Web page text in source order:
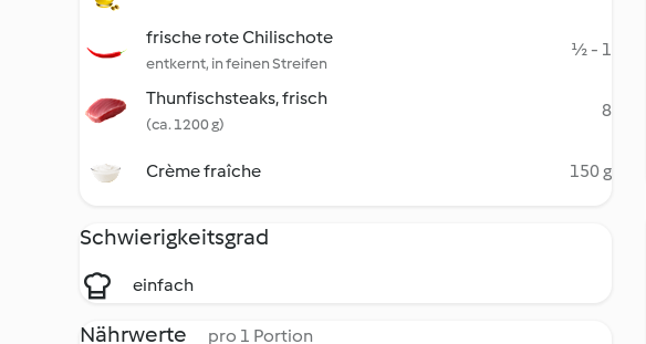
frische rote Chilischote
entkernt, in feinen Streifen
½ - 1
Thunfischsteaks, frisch
(ca. 1200 g)
8
Crème fraîche 150 g
Schwierigkeitsgrad
einfach
Nährwerte pro 1 Portion